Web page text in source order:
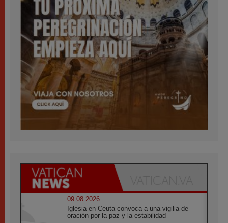
09.08.2026
Iglesia en Ceuta convoca a una vigilia de
oración por la paz y la estabilidad